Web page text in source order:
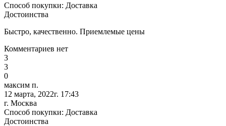
Способ покупки: Доставка
Достоинства
Быстро, качественно. Приемлемые цены
Комментариев нет
3
3
0
максим п.
12 марта, 2022г. 17:43
г. Москва
Способ покупки: Доставка
Достоинства